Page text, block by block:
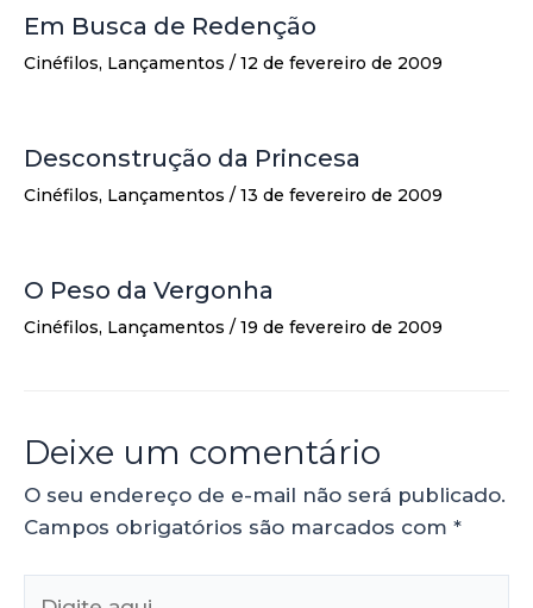
Em Busca de Redenção
Cinéfilos, Lançamentos / 12 de fevereiro de 2009
Desconstrução da Princesa
Cinéfilos, Lançamentos / 13 de fevereiro de 2009
O Peso da Vergonha
Cinéfilos, Lançamentos / 19 de fevereiro de 2009
Deixe um comentário
O seu endereço de e-mail não será publicado.
Campos obrigatórios são marcados com *